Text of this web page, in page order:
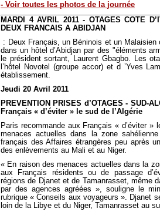
- Voir toutes les photos de la journée
MARDI 4 AVRIL 2011 - OTAGES COTE
DEUX FRANCAIS A ABIDJAN
: Deux Français, un Béninois et un
dans un hôtel d’Abidjan par des "éléments
le président sortant, Laurent Gbagbo. Les
l’hôtel Novotel (groupe accor) et d ’Yves
établissement.
Jeudi 20 Avril 2011
PREVENTION PRISES d’OTAGES - SUD-
Français « d’éviter » le sud de l’Algérie
Paris recommande aux Français « d’éviter »
menaces actuelles dans la zone
français des Affaires étrangères peu après
des enlèvements au Mali et au Niger.
« En raison des menaces actuelles dans la
aux Français résidents ou de passage
régions de Djanet et de Tamanrasset, même
par des agences agréées », souligne le
rubrique « Conseils aux voyageurs ». Djanet
loin de la Libye et du Niger, Tamanrasset au